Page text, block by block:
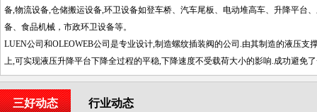
备,物流设备,仓储搬运设备,环卫设备如登车桥、汽车尾板、电动堆高车、升降平台
备、食品机械，市政环卫设备等。
LUEN公司和OLEOWEB公司是专业设计,制造螺纹插装阀的公司.由其制造的液压
上,可实现液压升降平台下降全过程的平稳,下降速度不受载荷大小的影响.成功避免
三好动态 行业动态